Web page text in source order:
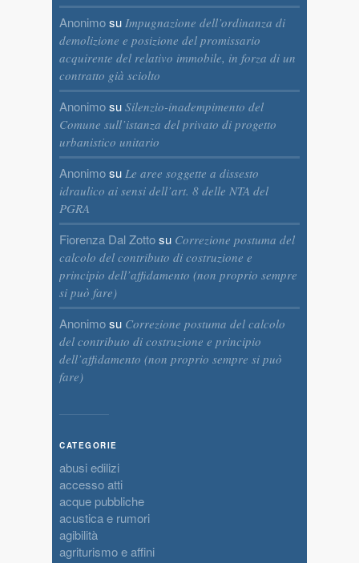
Anonimosu Impugnazione dell’ordinanza di
demolizione e posizione del promissario
acquirente del relativo immobile, in forza di un
contratto già sciolto
Anonimosu Silenzio-inadempimento del
Comune sull’istanza del privato di progetto
urbanistico unitario
Anonimosu Le aree soggette a dissesto
idraulico ai sensi dell’art. 8 delle NTA del
PGRA
Fiorenza Dal Zottosu Correzione postuma del
calcolo del contributo di costruzione e
principio dell’affidamento (non proprio sempre
si può fare)
Anonimosu Correzione postuma del calcolo
del contributo di costruzione e principio
dell’affidamento (non proprio sempre si può
fare)
CATEGORIE
abusi edilizi
accesso atti
acque pubbliche
acustica e rumori
agibilità
agriturismo e affini